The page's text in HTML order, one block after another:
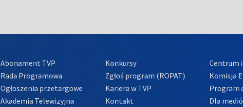
Abonament TVP
Rada Programowa
Ogłoszenia przetargowe
Akademia Telewizyjna
Konkursy
Zgłoś program (ROPAT)
Kariera w TVP
Kontakt
Centrum
Komisja
Program
Dla